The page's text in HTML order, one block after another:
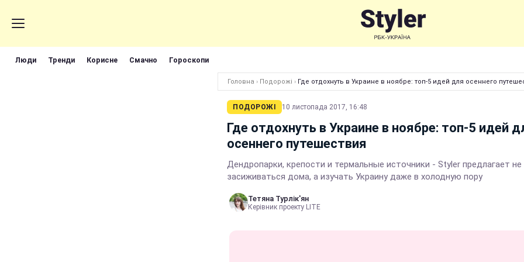
Люди Тренди Корисне Смачно Гороскопи
Головна › Подорожі › Где отдохнуть в Украине в ноябре: топ-5 идей для осеннего
ПОДОРОЖІ 10 листопада 2017, 16:48
Где отдохнуть в Украине в ноябре: топ-5 идей
осеннего путешествия
Дендропарки, крепости и термальные источники - Styler предлагает не
засиживаться дома, а изучать Украину даже в холодную пору
Тетяна Турлік'ян
Керівник проекту LITE